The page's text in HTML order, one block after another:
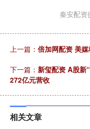
秦安配资
上一篇： 倍加网配资 美
下一篇： 新玺配资 A股新
272亿元营收
相关文章